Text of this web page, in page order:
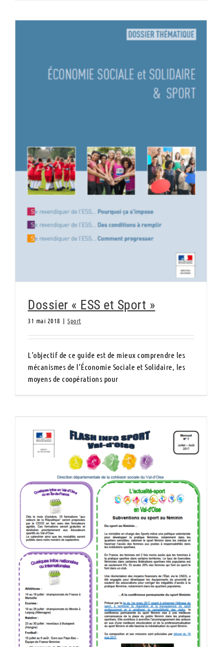
Dossier « ESS et Sport »
Dossier « ESS et Sport »
31 mai 2018 | Sport
L’objectif de ce guide est de mieux comprendre les
mécanismes de l’Économie Sociale et Solidaire, les
moyens de coopérations pour
Flash Info Sport – Juillet/Aout 2017